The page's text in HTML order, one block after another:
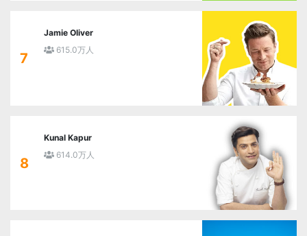
7
Jamie Oliver
615.0万人
8
Kunal Kapur
614.0万人